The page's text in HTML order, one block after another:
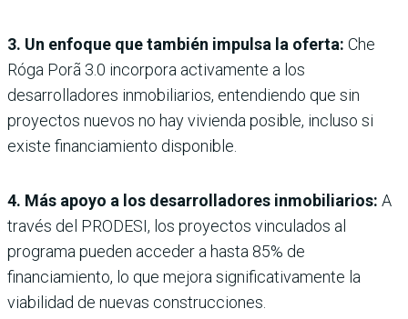
3. Un enfoque que también impulsa la oferta: Che
Róga Porã 3.0 incorpora activamente a los
desarrolladores inmobiliarios, entendiendo que sin
proyectos nuevos no hay vivienda posible, incluso si
existe financiamiento disponible.
4. Más apoyo a los desarrolladores inmobiliarios: A
través del PRODESI, los proyectos vinculados al
programa pueden acceder a hasta 85% de
financiamiento, lo que mejora significativamente la
viabilidad de nuevas construcciones.